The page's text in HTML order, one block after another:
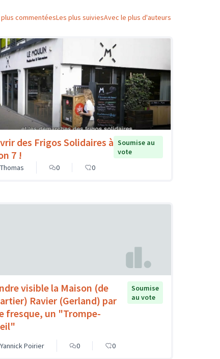
plus commentéesLes plus suiviesAvec le plus d'auteurs
des Frigos Solidaires à
7 !
Soumise au
vote
Thomas
0 0
visible la Maison (de
Ravier (Gerland) par
fresque, un "Trompe-
Soumise
au vote
Yannick Poirier 0 0